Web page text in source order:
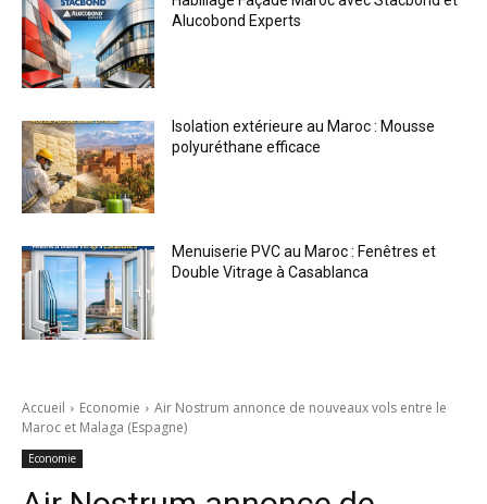
Alucobond Experts
Isolation extérieure au Maroc : Mousse
polyuréthane efficace
Menuiserie PVC au Maroc : Fenêtres et
Double Vitrage à Casablanca